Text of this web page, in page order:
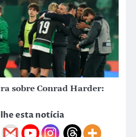
sobre Conrad Harder:
esta notícia